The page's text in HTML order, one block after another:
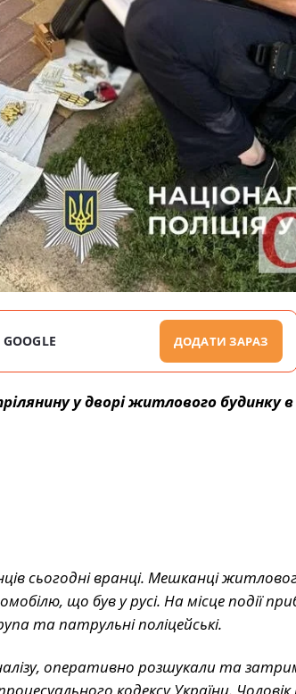
ДОДАТИ ЗАРАЗ
у дворі житлового будинку
сьогодні вранці. Мешканці
що був у русі. На місце події
та патрульні поліцейські.
оперативно розшукали та